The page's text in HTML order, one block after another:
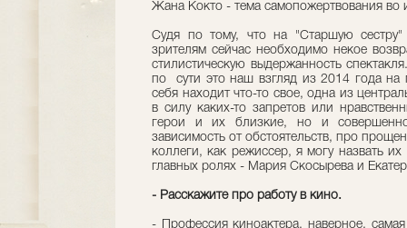
Жана Кокто - тема самопожертвования во
Судя по тому, что на "Старшую
зрителям сейчас необходимо некое
стилистическую выдержанность
по сути это наш взгляд из 2014 года на
себя находит что-то свое, одна из
в силу каких-то запретов или
герои и их близкие, но и
зависимость от обстоятельств, про
коллеги, как режиссер, я могу назвать
главных ролях - Мария Скосырева и
- Расскажите про работу в кино.
- Профессия киноактера, наверное,